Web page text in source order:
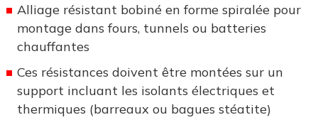
Alliage résistant bobiné en forme spiralée pour
montage dans fours, tunnels ou batteries
chauffantes
Ces résistances doivent être montées sur un
support incluant les isolants électriques et
thermiques (barreaux ou bagues stéatite)